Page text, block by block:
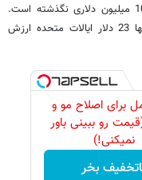
می شود که هنوز یک ماه از انتشار اسکناس 100 میلیون دلاری نگذشته است.
جالب آن که این اسکناس 200 میلیون دلاری تنها 23 دلار ایالات متحده ارزش
برای اصلاح مو و
رو ببینی باور
نمیکنی!)
بخر